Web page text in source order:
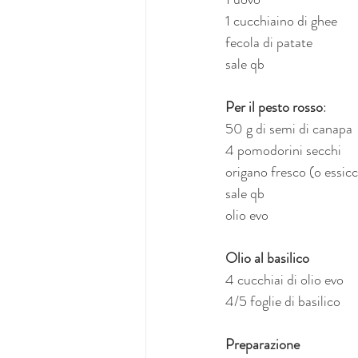
1 cucchiaino di ghee
fecola di patate
sale qb
Per il pesto rosso:
50 g di semi di canapa
4 pomodorini secchi
origano fresco (o
sale qb
olio evo
Olio al basilico
4 cucchiai di olio evo
4/5 foglie di basilico
Preparazione